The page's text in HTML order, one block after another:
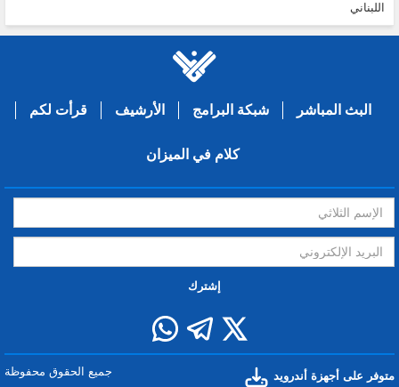
اللبناني
البث المباشر شبكة البرامج الأرشيف قرأت لكم
كلام في الميزان
إشترك
متوفر على أجهزة أندرويد جميع الحقوق محفوظة